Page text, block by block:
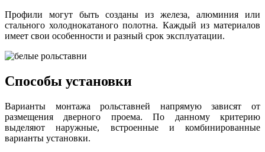
Профили могут быть созданы из железа, алюминия или
стального холоднокатаного полотна. Каждый из материалов
имеет свои особенности и разный срок эксплуатации.
Способы установки
Варианты монтажа рольставней напрямую зависят от
размещения дверного проема. По данному критерию
выделяют наружные, встроенные и комбинированные
варианты установки.